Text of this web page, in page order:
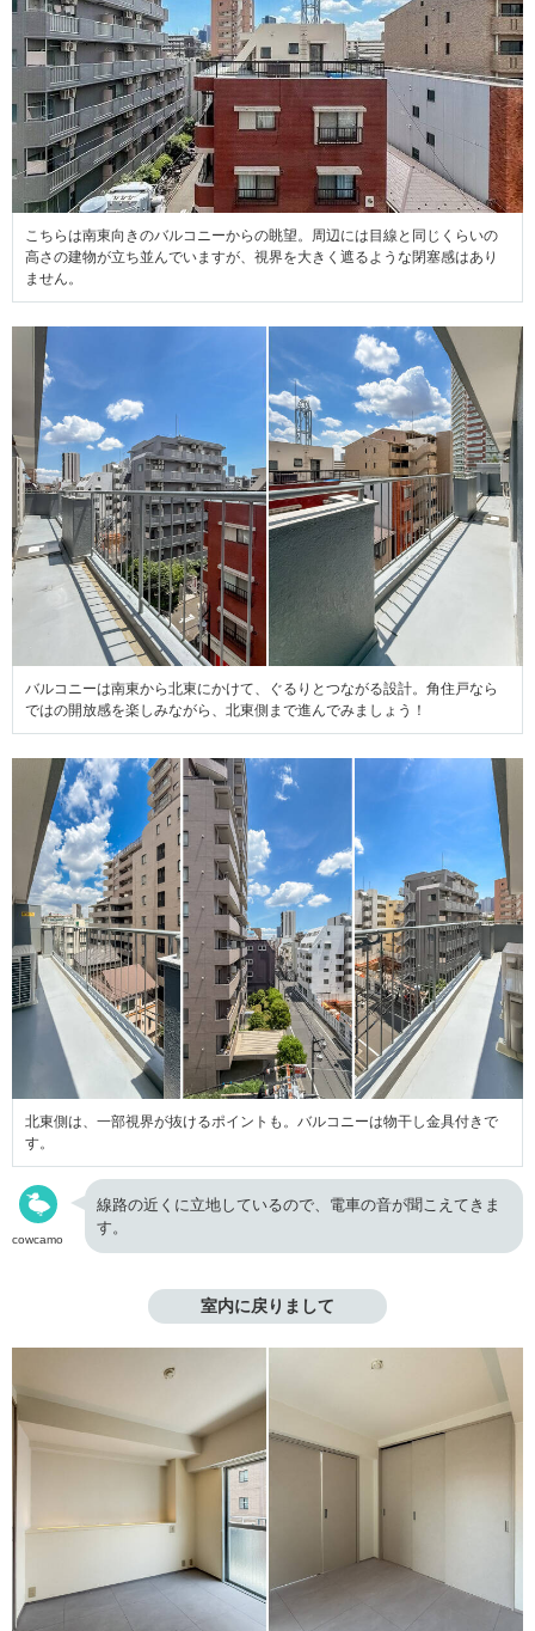
こちらは南東向きのバルコニーからの眺望。周辺には目線と同じくらいの
高さの建物が立ち並んでいますが、視界を大きく遮るような閉塞感はあり
ません。
バルコニーは南東から北東にかけて、ぐるりとつながる設計。角住戸なら
ではの開放感を楽しみながら、北東側まで進んでみましょう！
北東側は、一部視界が抜けるポイントも。バルコニーは物干し金具付きで
す。
cowcamo
線路の近くに立地しているので、電車の音が聞こえてきま
す。
室内に戻りまして